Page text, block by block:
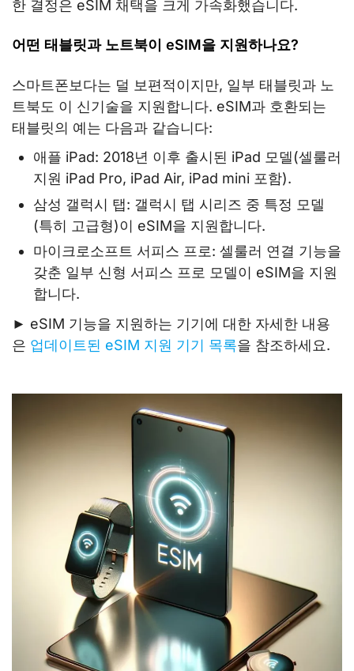
한 결정은 eSIM 채택을 크게 가속화했습니다.
어떤 태블릿과 노트북이 eSIM을 지원하나요?
스마트폰보다는 덜 보편적이지만, 일부 태블릿과 노
트북도 이 신기술을 지원합니다. eSIM과 호환되는
태블릿의 예는 다음과 같습니다:
애플 iPad: 2018년 이후 출시된 iPad 모델(셀룰러
지원 iPad Pro, iPad Air, iPad mini 포함).
삼성 갤럭시 탭: 갤럭시 탭 시리즈 중 특정 모델
(특히 고급형)이 eSIM을 지원합니다.
마이크로소프트 서피스 프로: 셀룰러 연결 기능을
갖춘 일부 신형 서피스 프로 모델이 eSIM을 지원
합니다.
► eSIM 기능을 지원하는 기기에 대한 자세한 내용
은 업데이트된 eSIM 지원 기기 목록을 참조하세요.